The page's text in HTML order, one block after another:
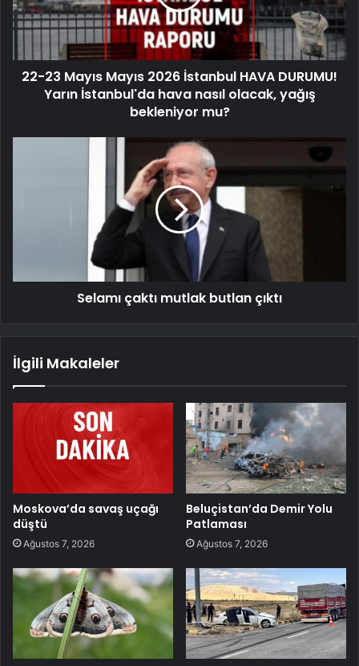
22-23 Mayıs Mayıs 2026 İstanbul HAVA DURUMU!
Yarın İstanbul'da hava nasıl olacak, yağış
bekleniyor mu?
Selamı çaktı mutlak butlan çıktı
İlgili Makaleler
Moskova’da savaş uçağı
düştü
Ağustos 7, 2026
Beluçistan’da Demir Yolu
Patlaması
Ağustos 7, 2026